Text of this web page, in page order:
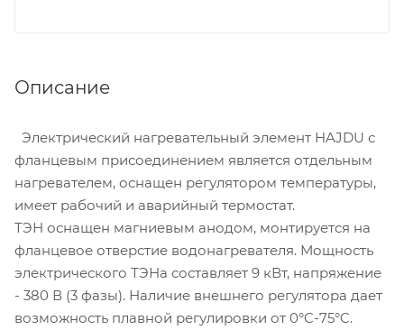
Описание
Электрический нагревательный элемент HAJDU с
фланцевым присоединением является отдельным
нагревателем, оснащен регулятором температуры,
имеет рабочий и аварийный термостат.
ТЭН оснащен магниевым анодом, монтируется на
фланцевое отверстие водонагревателя. Мощность
электрического ТЭНа составляет 9 кВт, напряжение
- 380 В (3 фазы). Наличие внешнего регулятора дает
возможность плавной регулировки от 0°C-75°C.